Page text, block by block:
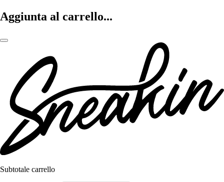
Aggiunta al carrello...
Subtotale carrello